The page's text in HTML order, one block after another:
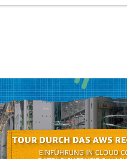
Oder finde heraus was dich
zum